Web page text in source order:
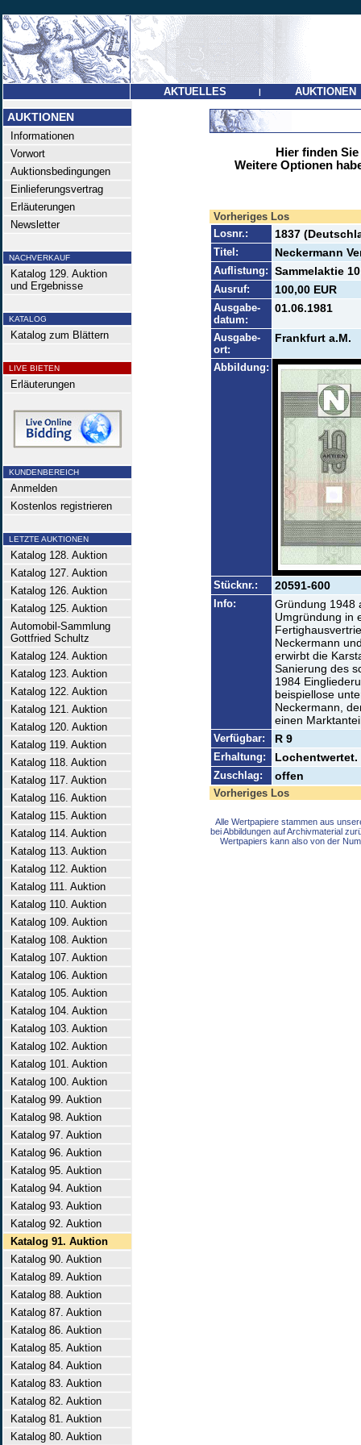
AKTUELLES | AUKTIONEN
AUKTIONEN
Informationen
Vorwort
Auktionsbedingungen
Einlieferungsvertrag
Erläuterungen
Newsletter
NACHVERKAUF
Katalog 129. Auktion
und Ergebnisse
KATALOG
Katalog zum Blättern
LIVE BIETEN
Erläuterungen
KUNDENBEREICH
Anmelden
Kostenlos registrieren
LETZTE AUKTIONEN
Katalog 128. Auktion
Katalog 127. Auktion
Katalog 126. Auktion
Katalog 125. Auktion
Automobil-Sammlung
Gottfried Schultz
Katalog 124. Auktion
Katalog 123. Auktion
Katalog 122. Auktion
Katalog 121. Auktion
Katalog 120. Auktion
Katalog 119. Auktion
Katalog 118. Auktion
Katalog 117. Auktion
Katalog 116. Auktion
Katalog 115. Auktion
Katalog 114. Auktion
Katalog 113. Auktion
Katalog 112. Auktion
Katalog 111. Auktion
Katalog 110. Auktion
Katalog 109. Auktion
Katalog 108. Auktion
Katalog 107. Auktion
Katalog 106. Auktion
Katalog 105. Auktion
Katalog 104. Auktion
Katalog 103. Auktion
Katalog 102. Auktion
Katalog 101. Auktion
Katalog 100. Auktion
Katalog 99. Auktion
Katalog 98. Auktion
Katalog 97. Auktion
Katalog 96. Auktion
Katalog 95. Auktion
Katalog 94. Auktion
Katalog 93. Auktion
Katalog 92. Auktion
Katalog 91. Auktion
Katalog 90. Auktion
Katalog 89. Auktion
Katalog 88. Auktion
Katalog 87. Auktion
Katalog 86. Auktion
Katalog 85. Auktion
Katalog 84. Auktion
Katalog 83. Auktion
Katalog 82. Auktion
Katalog 81. Auktion
Katalog 80. Auktion
Hier finden
Weitere Optionen
Vorheriges Los
Losnr.:
1837
Titel: Neckermann
Auflistung: Sammelaktie
Ausruf: 100,00 EUR
Ausgabe-
datum:
01.06.1981
Ausgabe-
ort:
Frankfurt a.M.
Abbildung:
Stücknr.: 20591-600
Info:
Gründung 1948
Umgründung in
Neckermann
erwirbt die
Sanierung des
1984
beispiellose
Neckermann,
einen
Verfügbar: R 9
Erhaltung: Lochentwertet.
Zuschlag: offen
Vorheriges Los
Alle Wertpapiere stammen aus
bei Abbildungen auf Archivmaterial
Wertpapiers kann also von der